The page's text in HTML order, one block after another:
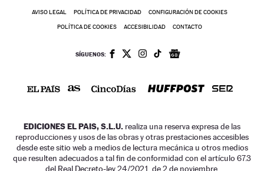
AVISO LEGAL POLÍTICA DE PRIVACIDAD CONFIGURACIÓN DE COOKIES
POLÍTICA DE COOKIES ACCESIBILIDAD CONTACTO
SÍGUENOS:
EDICIONES EL PAIS, S.L.U. realiza una reserva expresa de las
reproducciones y usos de las obras y otras prestaciones accesibles
desde este sitio web a medios de lectura mecánica u otros medios
que resulten adecuados a tal fin de conformidad con el artículo 67.3
del Real Decreto-ley 24/2021, de 2 de noviembre.